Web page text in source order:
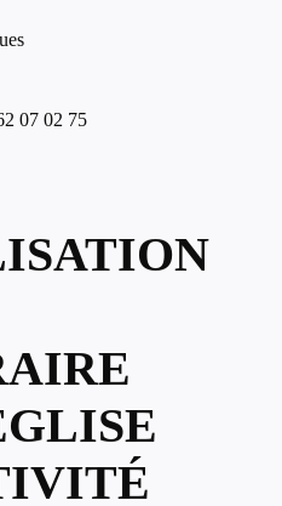
07 02 75